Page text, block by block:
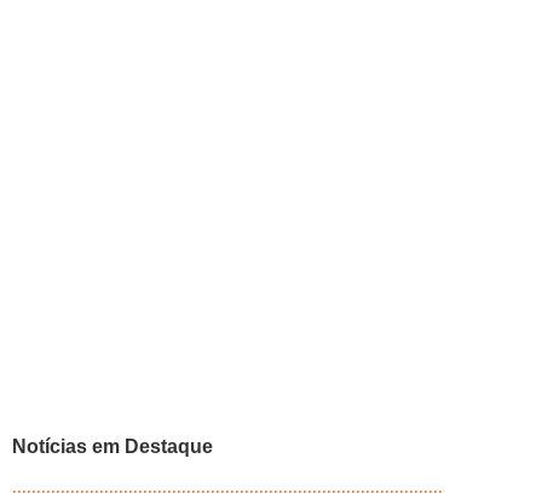
Notícias em Destaque
.........................................................................................